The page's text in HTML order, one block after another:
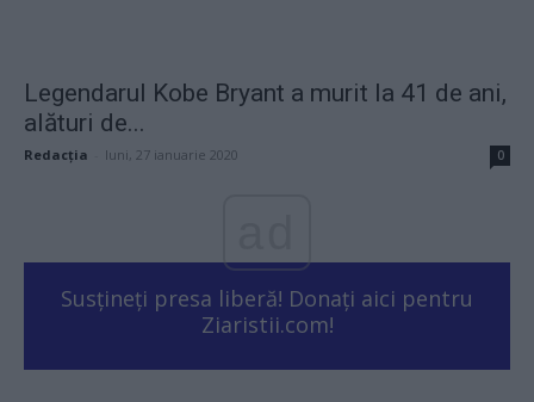
Legendarul Kobe Bryant a murit la 41 de ani,
alături de...
Redacţia luni, 27 ianuarie 2020 0
Susțineți presa liberă! Donați aici pentru
Ziaristii.com!